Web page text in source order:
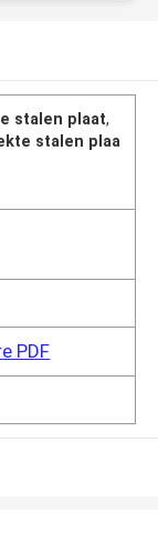
stalen plaat,
stalen plaa
PDF